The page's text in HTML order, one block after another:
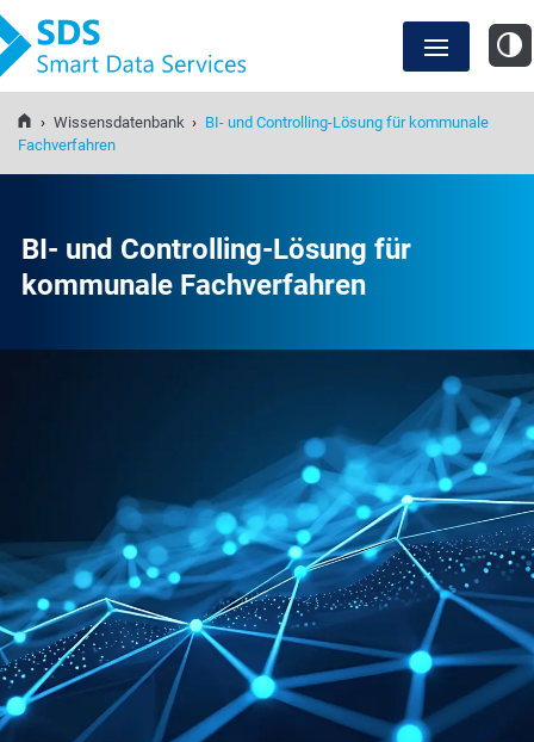
Anwendungsfälle
Wissensdatenbank
› Wissensdatenbank › BI- und Controlling-Lösung für kommunale
Fachverfahren
BI- und Controlling-Lösung für
kommunale Fachverfahren